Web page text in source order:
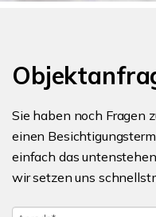
Sie haben noch Fragen
einen
einfach das
wir setzen uns